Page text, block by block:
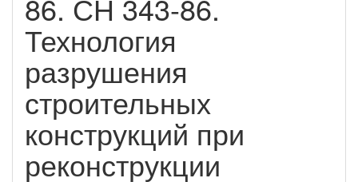
86. СН 343-86.
Технология
разрушения
строительных
конструкций при
реконструкции